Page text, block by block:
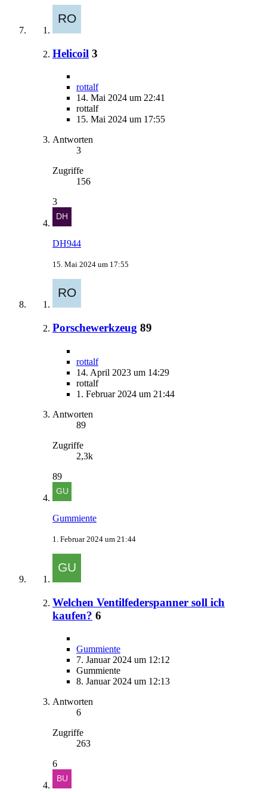
Helicoil 3
rottalf
14. Mai 2024 um 22:41
rottalf
15. Mai 2024 um 17:55
Antworten
3
Zugriffe
156
3
DH944
15. Mai 2024 um 17:55
Porschewerkzeug 89
rottalf
14. April 2023 um 14:29
rottalf
1. Februar 2024 um 21:44
Antworten
89
Zugriffe
2,3k
89
Gummiente
1. Februar 2024 um 21:44
Welchen Ventilfederspanner soll ich
kaufen? 6
Gummiente
7. Januar 2024 um 12:12
Gummiente
8. Januar 2024 um 12:13
Antworten
6
Zugriffe
263
6